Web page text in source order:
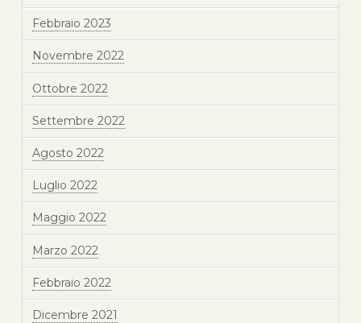
Febbraio 2023
Novembre 2022
Ottobre 2022
Settembre 2022
Agosto 2022
Luglio 2022
Maggio 2022
Marzo 2022
Febbraio 2022
Dicembre 2021